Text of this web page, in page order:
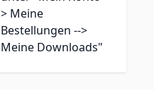
> Meine
Bestellungen -->
Meine Downloads"